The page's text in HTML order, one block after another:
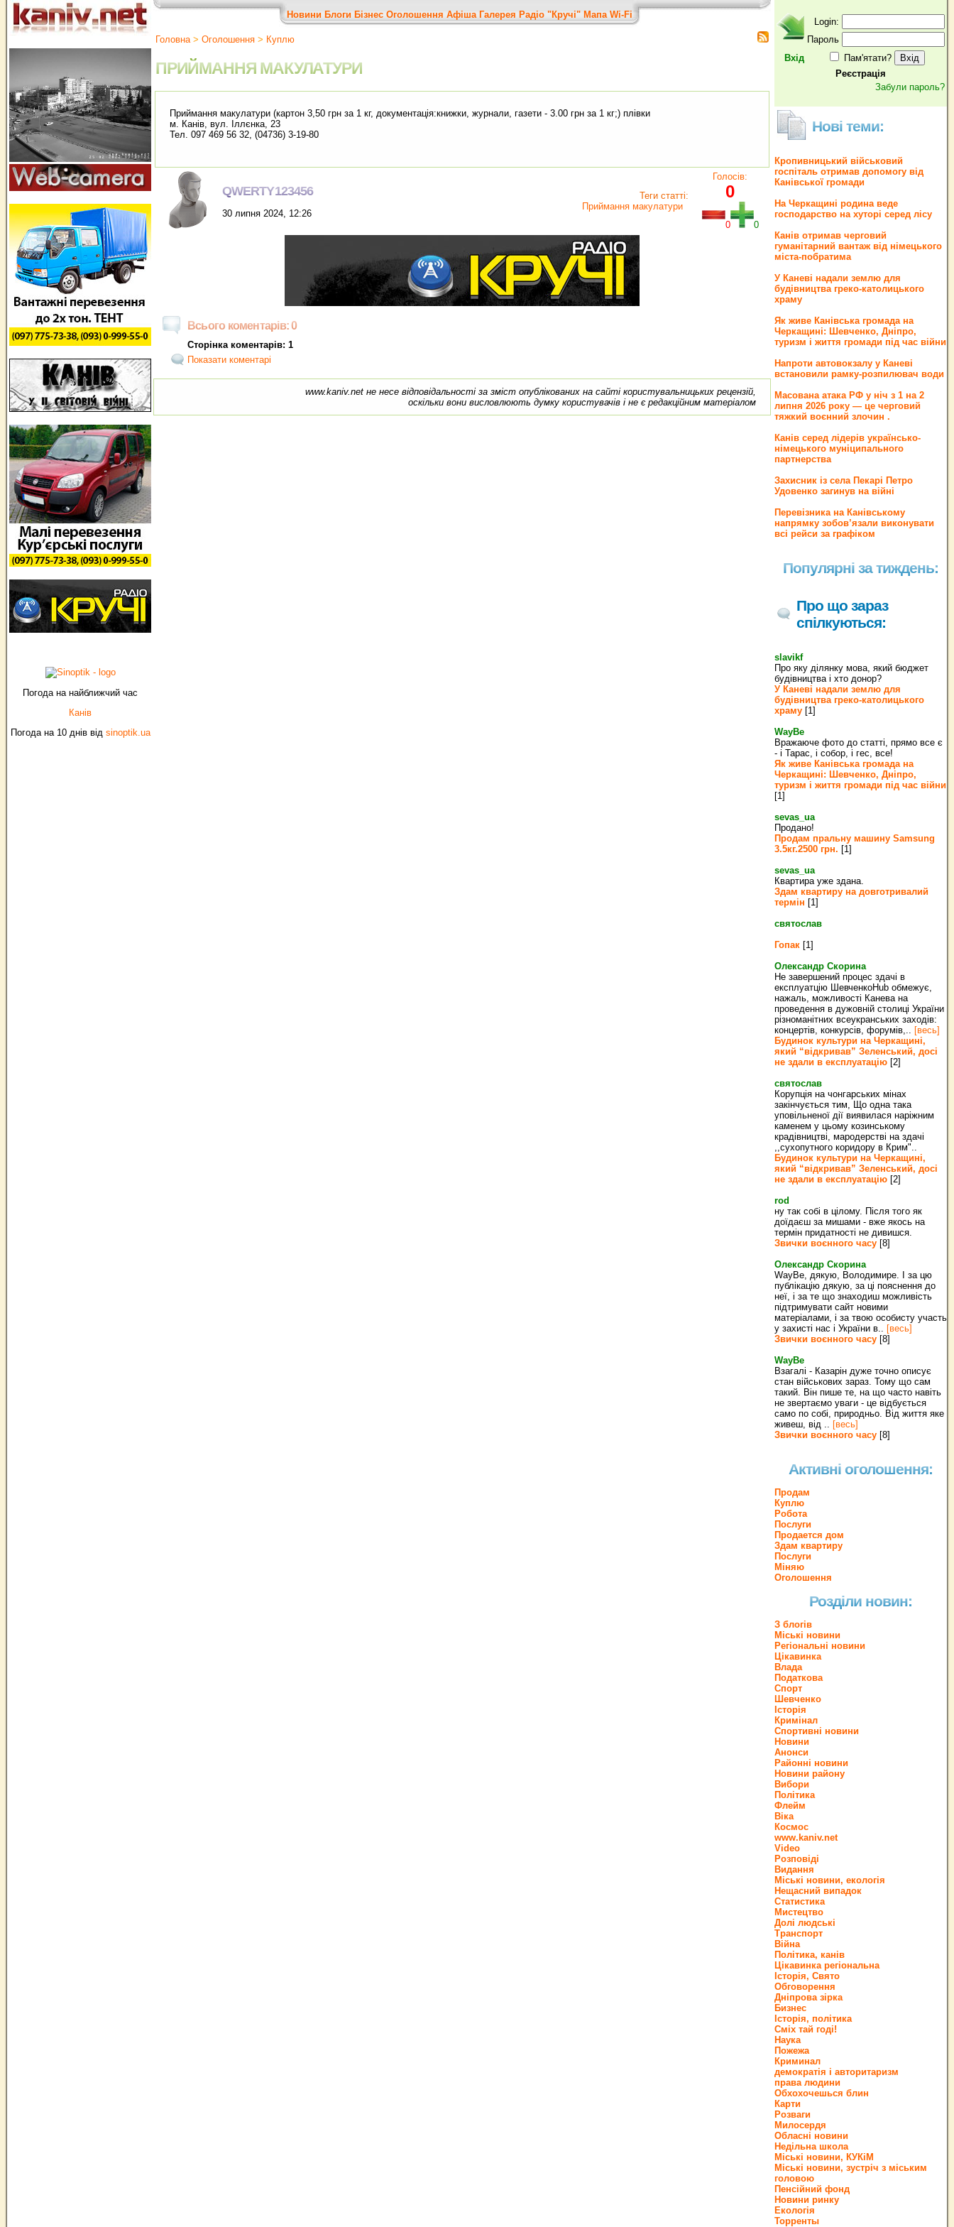
Погода на найближчий час
Канів
Погода на 10 днів від sinoptik.ua
Новини Блоги Бізнес Оголошення Афіша Галерея Радіо "Кручі" Мапа Wi-Fi
Головна> Оголошення > Куплю
ПРИЙМАННЯ МАКУЛАТУРИ
Приймання макулатури (картон 3,50 грн за 1 кг, документація:книжки, журнали, газети - 3.00 грн за 1 кг;) плівки
м. Канів, вул. Іллєнка, 23
Тел. 097 469 56 32, (04736) 3-19-80
QWERTY123456
30 липня 2024, 12:26
Теги статті:
Приймання макулатури
Голосів:
0
0 0
Всього коментарів: 0
Сторінка коментарів: 1
Показати коментарі
www.kaniv.net не несе відповідальності за зміст опублікованих на сайті користувальницьких рецензій,
оскільки вони висловлюють думку користувачів і не є редакційним матеріалом
Вхід
Login:
Пароль
Пам'ятати?
Реєстрація
Забули пароль?
Нові теми:
Кропивницький військовий
госпіталь отримав допомогу від
Канівської громади
На Черкащині родина веде
господарство на хуторі серед лісу
Канів отримав черговий
гуманітарний вантаж від німецького
міста-побратима
У Каневі надали землю для
будівництва греко‐католицького
храму
Як живе Канівська громада на
Черкащині: Шевченко, Дніпро,
туризм і життя громади під час війни
Напроти автовокзалу у Каневі
встановили рамку-розпилювач води
Масована атака РФ у ніч з 1 на 2
липня 2026 року — це черговий
тяжкий воєнний злочин .
Канів серед лідерів українсько-
німецького муніципального
партнерства
Захисник із села Пекарі Петро
Удовенко загинув на війні
Перевізника на Канівському
напрямку зобов’язали виконувати
всі рейси за графіком
Популярні за тиждень:
Про що зараз
спілкуються:
slavikf
Про яку ділянку мова, який бюджет
будівництва і хто донор?
У Каневі надали землю для
будівництва греко‐католицького
храму [1]
WayBe
Вражаюче фото до статті, прямо все є
- і Тарас, і собор, і гес, все!
Як живе Канівська громада на
Черкащині: Шевченко, Дніпро,
туризм і життя громади під час війни
[1]
sevas_ua
Продано!
Продам пральну машину Samsung
3.5кг.2500 грн. [1]
sevas_ua
Квартира уже здана.
Здам квартиру на довготривалий
термін [1]
святослав
Гопак [1]
Олександр Скорина
Не завершений процес здачі в
експлуатцію ШевченкоHub обмежує,
нажаль, можливості Канева на
проведення в дужовній столиці України
різноманітних всеукранських заходів:
концертів, конкурсів, форумів,.. [весь]
Будинок культури на Черкащині,
який “відкривав” Зеленський, досі
не здали в експлуатацію [2]
святослав
Корупція на чонгарських мінах
закінчується тим, Що одна така
уповільненої дії виявилася наріжним
каменем у цьому козинському
крадівництві, мародерстві на здачі
,,сухопутного коридору в Крим"..
Будинок культури на Черкащині,
який “відкривав” Зеленський, досі
не здали в експлуатацію [2]
rod
ну так собі в цілому. Після того як
доїдаєш за мишами - вже якось на
термін придатності не дивишся.
Звички воєнного часу [8]
Олександр Скорина
WayBe, дякую, Володимире. І за цю
публікацію дякую, за ці пояснення до
неї, і за те що знаходиш можливість
підтримувати сайт новими
матеріалами, і за твою особисту участь
у захисті нас і України в.. [весь]
Звички воєнного часу [8]
WayBe
Взагалі - Казарін дуже точно описує
стан військових зараз. Тому що сам
такий. Він пише те, на що часто навіть
не звертаємо уваги - це відбується
само по собі, природньо. Від життя яке
живеш, від .. [весь]
Звички воєнного часу [8]
Активні оголошення:
Продам
Куплю
Робота
Послуги
Продается дом
Здам квартиру
Послуги
Міняю
Оголошення
Розділи новин:
З блогів
Міські новини
Регіональні новини
Цікавинка
Влада
Податкова
Спорт
Шевченко
Історія
Кримінал
Спортивні новини
Новини
Анонси
Районні новини
Новини району
Вибори
Політика
Флейм
Віка
Космос
www.kaniv.net
Video
Розповіді
Видання
Міські новини, екологія
Нещасний випадок
Статистика
Мистецтво
Долі людські
Транспорт
Війна
Політика, канів
Цікавинка регіональна
Історія, Свято
Обговорення
Дніпрова зірка
Бизнес
Історія, політика
Сміх тай годі!
Наука
Пожежа
Криминал
демократія і авторитаризм
права людини
Обхохочешься блин
Карти
Розваги
Милосердя
Обласні новини
Недільна школа
Міські новини, КУКіМ
Міські новини, зустріч з міським
головою
Пенсійний фонд
Новини ринку
Екологія
Торренты